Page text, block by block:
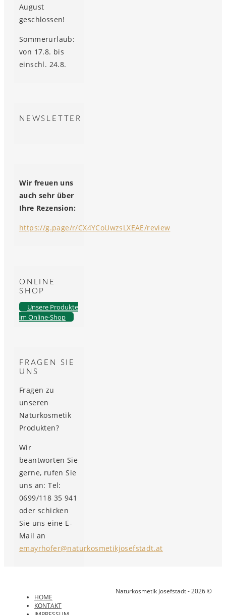
August
geschlossen!
Sommerurlaub:
von 17.8. bis
einschl. 24.8.
NEWSLETTER
Wir freuen uns
auch sehr über
Ihre Rezension:
https://g.page/r/CX4YCoUwzsLXEAE/review
ONLINE
SHOP
Unsere Produkte
im Online-Shop
FRAGEN SIE
UNS
Fragen zu
unseren
Naturkosmetik
Produkten?
Wir
beantworten Sie
gerne, rufen Sie
uns an: Tel:
0699/118 35 941
oder schicken
Sie uns eine E-
Mail an
emayrhofer@naturkosmetikjosefstadt.at
Naturkosmetik Josefstadt - 2026 ©
HOME
KONTAKT